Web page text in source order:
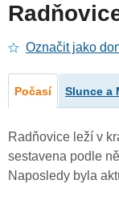
Označit jako
Počasí Slunce a
Radňovice leží v
sestavena podle
Naposledy byla